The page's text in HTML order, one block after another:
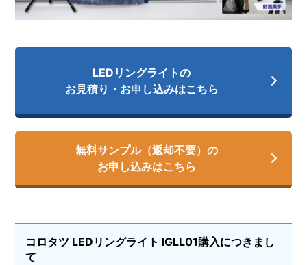
LEDリングライトの
お見積り・お申し込みはこちら
無料サンプル（返却不要）の
お申し込みはこちら
コロタツ LEDリングライト IGLL01購⼊につきまし
て